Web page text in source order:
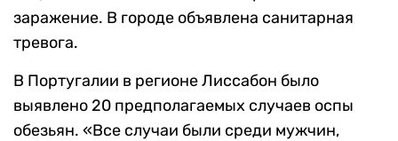
заражение. В городе объявлена санитарная
тревога.
В Португалии в регионе Лиссабон было
выявлено 20 предполагаемых случаев оспы
обезьян. «Все случаи были среди мужчин,